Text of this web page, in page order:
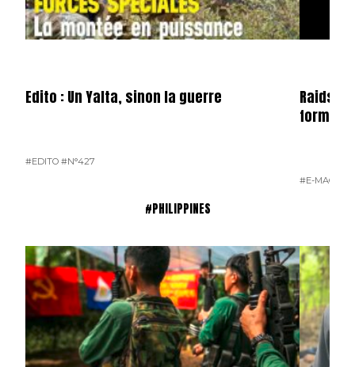
Edito : Un Yalta, sinon la guerre
#EDITO #N°427
Raids
format
#E-MAG
#PHILIPPINES